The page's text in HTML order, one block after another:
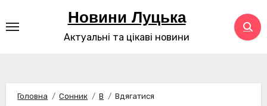
до
Новини Луцька
Актуальні та цікаві новини
Головна Сонник В Вдягатися